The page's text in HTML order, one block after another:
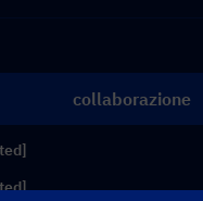
collaborazione